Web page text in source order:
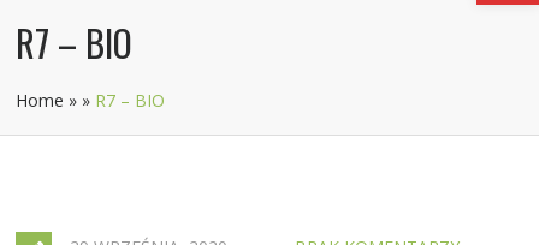
R7 – BIO
Home » » R7 – BIO